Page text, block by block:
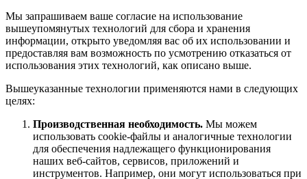
Мы запрашиваем ваше согласие на использование
вышеупомянутых технологий для сбора и хранения
информации, открыто уведомляя вас об их использовании и
предоставляя вам возможность по усмотрению отказаться от
использования этих технологий, как описано выше.
Вышеуказанные технологии применяются нами в следующих
целях:
Производственная необходимость. Мы можем
использовать cookie-файлы и аналогичные технологии
для обеспечения надлежащего функционирования
наших веб-сайтов, сервисов, приложений и
инструментов. Например, они могут использоваться при